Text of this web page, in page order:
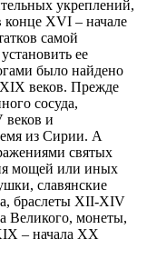
укреплений,
конце XVI – начале
самой
ее
было найдено
веков. Прежде
сосуда,
и
из Сирии. А
святых
мощей или иных
славянские
браслеты XII-XIV
Великого, монеты,
– начала XX